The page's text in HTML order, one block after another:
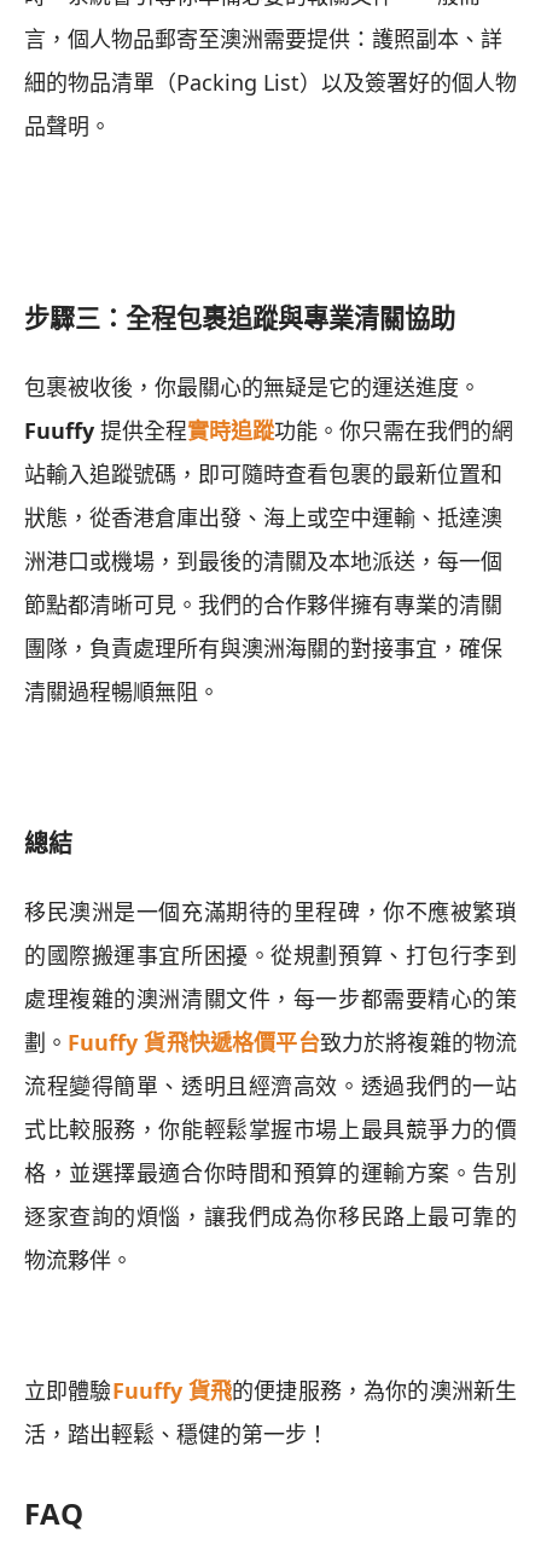
言，個人物品郵寄至澳洲需要提供：護照副本、詳
細的物品清單（Packing List）以及簽署好的個人物
品聲明。
步驟三：全程包裹追蹤與專業清關協助
包裹被收後，你最關心的無疑是它的運送進度。
Fuuffy 提供全程實時追蹤功能。你只需在我們的網
站輸入追蹤號碼，即可隨時查看包裹的最新位置和
狀態，從香港倉庫出發、海上或空中運輸、抵達澳
洲港口或機場，到最後的清關及本地派送，每一個
節點都清晰可見。我們的合作夥伴擁有專業的清關
團隊，負責處理所有與澳洲海關的對接事宜，確保
清關過程暢順無阻。
總結
移民澳洲是一個充滿期待的里程碑，你不應被繁瑣
的國際搬運事宜所困擾。從規劃預算、打包行李到
處理複雜的澳洲清關文件，每一步都需要精心的策
劃。 Fuuffy 貨飛快遞格價平台致力於將複雜的物流
流程變得簡單、透明且經濟高效。透過我們的一站
式比較服務，你能輕鬆掌握市場上最具競爭力的價
格，並選擇最適合你時間和預算的運輸方案。告別
逐家查詢的煩惱，讓我們成為你移民路上最可靠的
物流夥伴。
立即體驗Fuuffy 貨飛的便捷服務，為你的澳洲新生
活，踏出輕鬆、穩健的第一步！
FAQ